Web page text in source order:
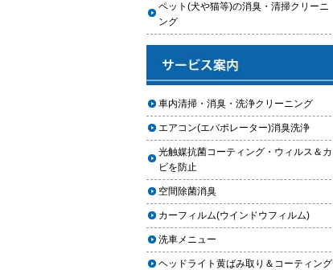
2025.12.04
車のサスペンション交換の必要性
車のフロントガラス交換の料金相
場と作業手順
車のドアロック修理の料金と作業
手順
【2026年最新】車の花粉シミを
「科学」で制す。雨上がりの固着
を防ぐ「足軽加工」と抗酸化防衛
論
ペット(犬や猫等)の消臭・清掃クリーニ
ング
車内清掃・消臭・洗浄クリーニング
エアコン(エバポレーター)消臭洗浄
光触媒抗菌コーティング・ウィルス＆カ
ビを防止
空間除菌消臭
カーフィルム(ウインドウフィルム)
洗車メニュー
ヘッドライト黄ばみ取り＆コーティング